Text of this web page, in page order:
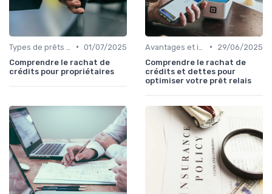
• 01/07/2025
Comprendre le rachat de
crédits pour propriétaires
•
29/06/2025
Comprendre le rachat de
crédits et dettes pour
optimiser votre prêt relais